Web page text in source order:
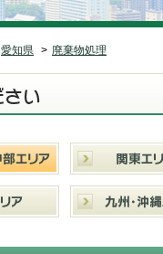
愛知県 廃棄物処理